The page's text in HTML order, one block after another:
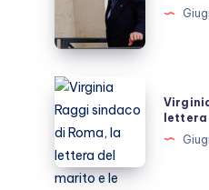
morto
l’ex
premier
Virginia
Raggi
sindaco
di
Roma,
lettera